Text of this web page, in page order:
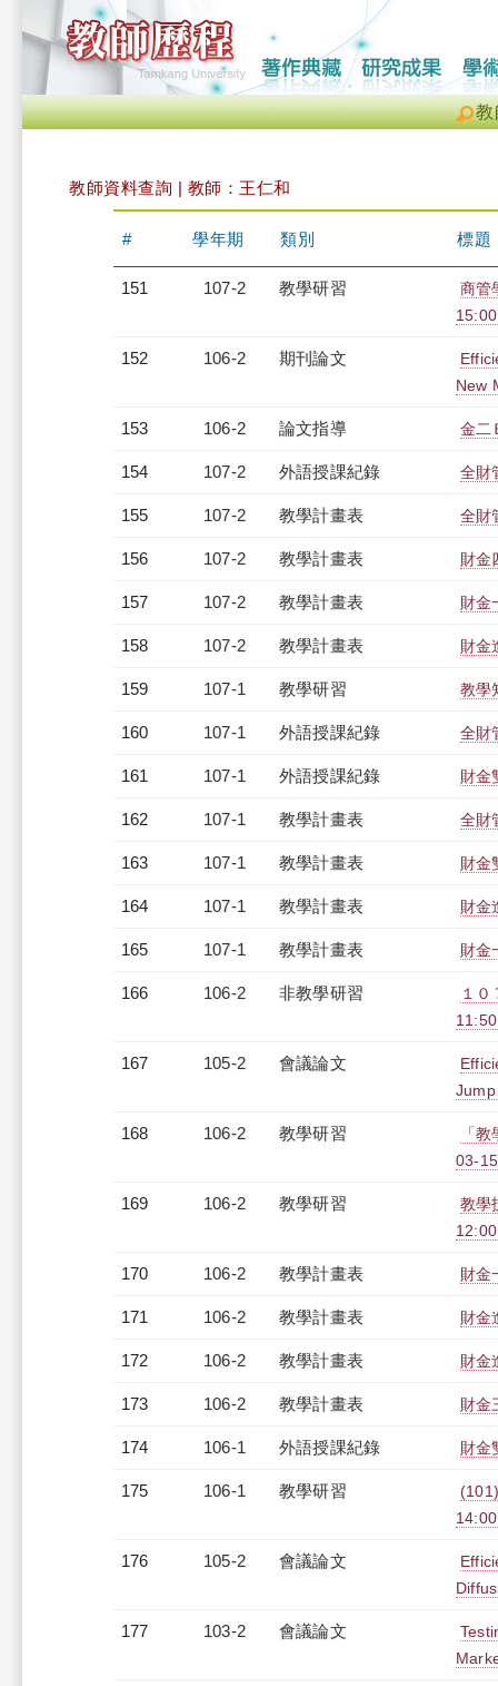
教
教師資料查詢 | 教師：王仁和
# 學年期 類別 標題
151 107-2 教學研習
商管
152 106-2 期刊論文
New
153 106-2 論文指導 金二
154 107-2 外語授課紀錄 全財
155 107-2 教學計畫表 全財
156 107-2 教學計畫表 財金
157 107-2 教學計畫表 財金
158 107-2 教學計畫表 財金
159 107-1 教學研習 教學
160 107-1 外語授課紀錄 全財
161 107-1 外語授課紀錄 財金
162 107-1 教學計畫表 全財
163 107-1 教學計畫表 財金
164 107-1 教學計畫表 財金
165 107-1 教學計畫表 財金
166 106-2 非教學研習
１
167 105-2 會議論文
168 106-2 教學研習
「
03-
169 106-2 教學研習
教學
170 106-2 教學計畫表 財金
171 106-2 教學計畫表 財金
172 106-2 教學計畫表 財金
173 106-2 教學計畫表 財金
174 106-1 外語授課紀錄 財金
175 106-1 教學研習
176 105-2 會議論文
177 103-2 會議論文